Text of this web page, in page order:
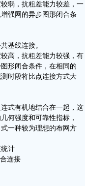
弱，抗粗差能力较差，一
强网的异步图形闭合条
基线连接。
高，抗粗差能力较强，有
形闭合条件，在相同的
时段将比点连接方式大
式有机地结合在一起，这
何强度和可靠性指标，
一种较为理想的布网方
计
连接